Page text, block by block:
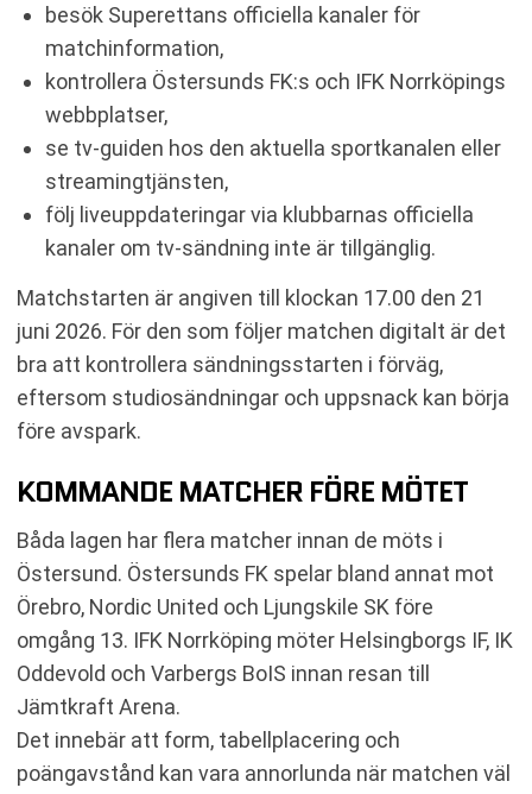
besök Superettans officiella kanaler för
matchinformation,
kontrollera Östersunds FK:s och IFK Norrköpings
webbplatser,
se tv-guiden hos den aktuella sportkanalen eller
streamingtjänsten,
följ liveuppdateringar via klubbarnas officiella
kanaler om tv-sändning inte är tillgänglig.
Matchstarten är angiven till klockan 17.00 den 21
juni 2026. För den som följer matchen digitalt är det
bra att kontrollera sändningsstarten i förväg,
eftersom studiosändningar och uppsnack kan börja
före avspark.
KOMMANDE MATCHER FÖRE MÖTET
Båda lagen har flera matcher innan de möts i
Östersund. Östersunds FK spelar bland annat mot
Örebro, Nordic United och Ljungskile SK före
omgång 13. IFK Norrköping möter Helsingborgs IF, IK
Oddevold och Varbergs BoIS innan resan till
Jämtkraft Arena.
Det innebär att form, tabellplacering och
poängavstånd kan vara annorlunda när matchen väl